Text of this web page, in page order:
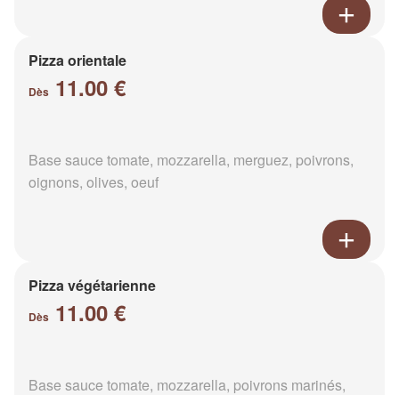
Pizza orientale
Dès 11.00 €
Base sauce tomate, mozzarella, merguez, poivrons,
oignons, olives, oeuf
Pizza végétarienne
Dès 11.00 €
Base sauce tomate, mozzarella, poivrons marinés,